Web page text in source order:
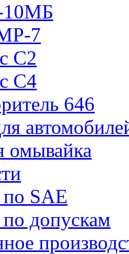
10МБ
7
С2
С4
646
омывайка
SAE
допускам